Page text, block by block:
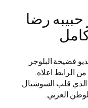
رضا
فضيحة البلوجر
الرابط اعلاه.
الذي قلب السوشيال
العربي.